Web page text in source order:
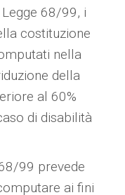
68/99, i
costituzione
nella
della
al 60%
di disabilità
99 prevede
ai fini